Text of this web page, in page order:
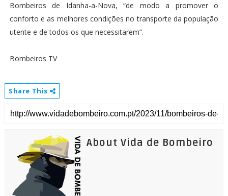
Bombeiros de Idanha-a-Nova, “de modo a promover o
conforto e as melhores condições no transporte da população
utente e de todos os que necessitarem”.
Bombeiros TV
Share This
About Vida de Bombeiro